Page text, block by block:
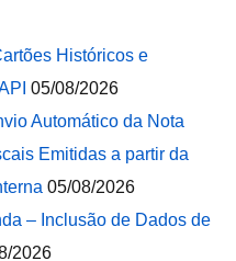
Históricos e
05/08/2026
Automático da Nota
Emitidas a partir da
05/08/2026
– Inclusão de Dados de
2026